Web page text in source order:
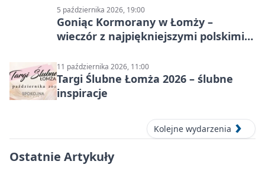
5 października 2026, 19:00
Goniąc Kormorany w Łomży –
wieczór z najpiękniejszymi polskimi
11 października 2026, 11:00
Targi Ślubne Łomża 2026 – ślubne
inspiracje
Kolejne wydarzenia
Ostatnie Artykuły